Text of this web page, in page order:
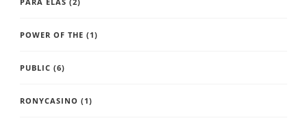
POWER OF THE (1)
PUBLIC (6)
RONYCASINO (1)